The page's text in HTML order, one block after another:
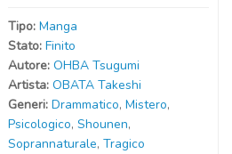
Tipo: Manga
Stato: Finito
Autore: OHBA Tsugumi
Artista: OBATA Takeshi
Generi: Drammatico, Mistero,
Psicologico, Shounen,
Soprannaturale, Tragico